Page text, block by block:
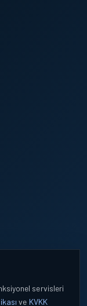
servisleri
ve KVKK